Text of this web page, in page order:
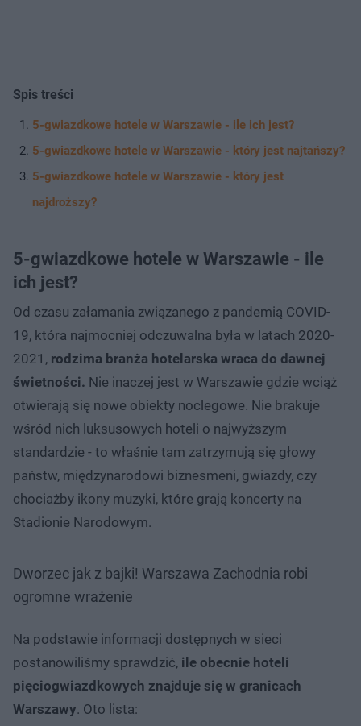
Spis treści
5-gwiazdkowe hotele w Warszawie - ile ich jest?
5-gwiazdkowe hotele w Warszawie - który jest najtańszy?
5-gwiazdkowe hotele w Warszawie - który jest
najdroższy?
5-gwiazdkowe hotele w Warszawie - ile
ich jest?
Od czasu załamania związanego z pandemią COVID-
19, która najmocniej odczuwalna była w latach 2020-
2021, rodzima branża hotelarska wraca do dawnej
świetności. Nie inaczej jest w Warszawie gdzie wciąż
otwierają się nowe obiekty noclegowe. Nie brakuje
wśród nich luksusowych hoteli o najwyższym
standardzie - to właśnie tam zatrzymują się głowy
państw, międzynarodowi biznesmeni, gwiazdy, czy
chociażby ikony muzyki, które grają koncerty na
Stadionie Narodowym.
Dworzec jak z bajki! Warszawa Zachodnia robi
ogromne wrażenie
Na podstawie informacji dostępnych w sieci
postanowiliśmy sprawdzić, ile obecnie hoteli
pięciogwiazdkowych znajduje się w granicach
Warszawy. Oto lista: